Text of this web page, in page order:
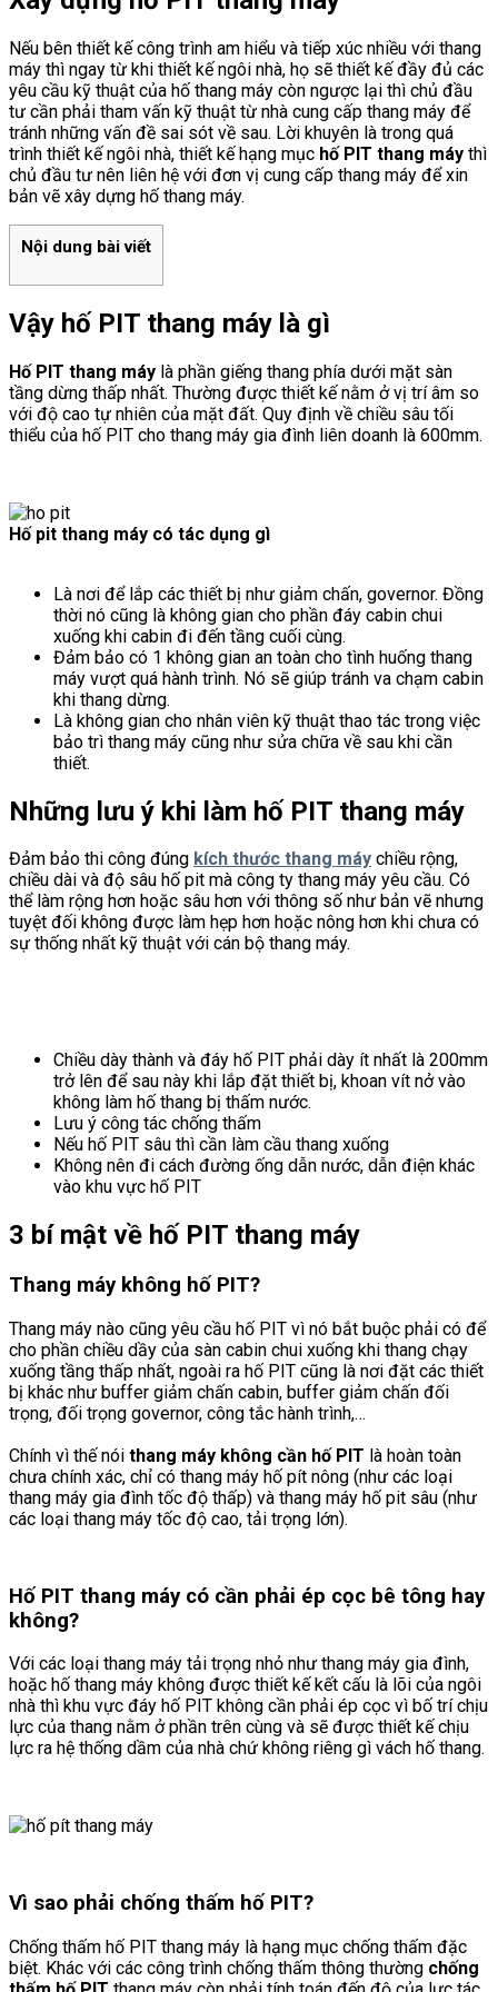
Nếu bên thiết kế công trình am hiểu và tiếp xúc nhiều với thang
máy thì ngay từ khi thiết kế ngôi nhà, họ sẽ thiết kế đầy đủ các
yêu cầu kỹ thuật của hố thang máy còn ngược lại thì chủ đầu
tư cần phải tham vấn kỹ thuật từ nhà cung cấp thang máy để
tránh những vấn đề sai sót về sau. Lời khuyên là trong quá
trình thiết kế ngôi nhà, thiết kế hạng mục hố PIT thang máy thì
chủ đầu tư nên liên hệ với đơn vị cung cấp thang máy để xin
bản vẽ xây dựng hố thang máy.
Nội dung bài viết
Vậy hố PIT thang máy là gì
Hố PIT thang máy là phần giếng thang phía dưới mặt sàn
tầng dừng thấp nhất. Thường được thiết kế nằm ở vị trí âm so
với độ cao tự nhiên của mặt đất. Quy định về chiều sâu tối
thiểu của hố PIT cho thang máy gia đình liên doanh là 600mm.
Hố pit thang máy có tác dụng gì
Là nơi để lắp các thiết bị như giảm chấn, governor. Đồng
thời nó cũng là không gian cho phần đáy cabin chui
xuống khi cabin đi đến tầng cuối cùng.
Đảm bảo có 1 không gian an toàn cho tình huống thang
máy vượt quá hành trình. Nó sẽ giúp tránh va chạm cabin
khi thang dừng.
Là không gian cho nhân viên kỹ thuật thao tác trong việc
bảo trì thang máy cũng như sửa chữa về sau khi cần
thiết.
Những lưu ý khi làm hố PIT thang máy
Đảm bảo thi công đúng kích thước thang máy chiều rộng,
chiều dài và độ sâu hố pit mà công ty thang máy yêu cầu. Có
thể làm rộng hơn hoặc sâu hơn với thông số như bản vẽ nhưng
tuyệt đối không được làm hẹp hơn hoặc nông hơn khi chưa có
sự thống nhất kỹ thuật với cán bộ thang máy.
Chiều dày thành và đáy hố PIT phải dày ít nhất là 200mm
trở lên để sau này khi lắp đặt thiết bị, khoan vít nở vào
không làm hố thang bị thấm nước.
Lưu ý công tác chống thấm
Nếu hố PIT sâu thì cần làm cầu thang xuống
Không nên đi cách đường ống dẫn nước, dẫn điện khác
vào khu vực hố PIT
3 bí mật về hố PIT thang máy
Thang máy không hố PIT?
Thang máy nào cũng yêu cầu hố PIT vì nó bắt buộc phải có để
cho phần chiều dầy của sàn cabin chui xuống khi thang chạy
xuống tầng thấp nhất, ngoài ra hố PIT cũng là nơi đặt các thiết
bị khác như buffer giảm chấn cabin, buffer giảm chấn đối
trọng, đối trọng governor, công tắc hành trình,…
Chính vì thế nói thang máy không cần hố PIT là hoàn toàn
chưa chính xác, chỉ có thang máy hố pít nông (như các loại
thang máy gia đình tốc độ thấp) và thang máy hố pit sâu (như
các loại thang máy tốc độ cao, tải trọng lớn).
Hố PIT thang máy có cần phải ép cọc bê tông hay
không?
Với các loại thang máy tải trọng nhỏ như thang máy gia đình,
hoặc hố thang máy không được thiết kế kết cấu là lõi của ngôi
nhà thì khu vực đáy hố PIT không cần phải ép cọc vì bố trí chịu
lực của thang nằm ở phần trên cùng và sẽ được thiết kế chịu
lực ra hệ thống dầm của nhà chứ không riêng gì vách hố thang.
Vì sao phải chống thấm hố PIT?
Chống thấm hố PIT thang máy là hạng mục chống thấm đặc
biệt. Khác với các công trình chống thấm thông thường chống